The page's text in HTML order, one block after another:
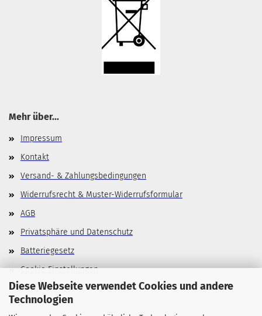
Diese Webseite verwendet Cookies und andere
Technologien
Mehr über...
Impressum
Kontakt
Versand- & Zahlungsbedingungen
Widerrufsrecht & Muster-Widerrufsformular
AGB
Privatsphäre und Datenschutz
Batteriegesetz
Cookie Einstellungen